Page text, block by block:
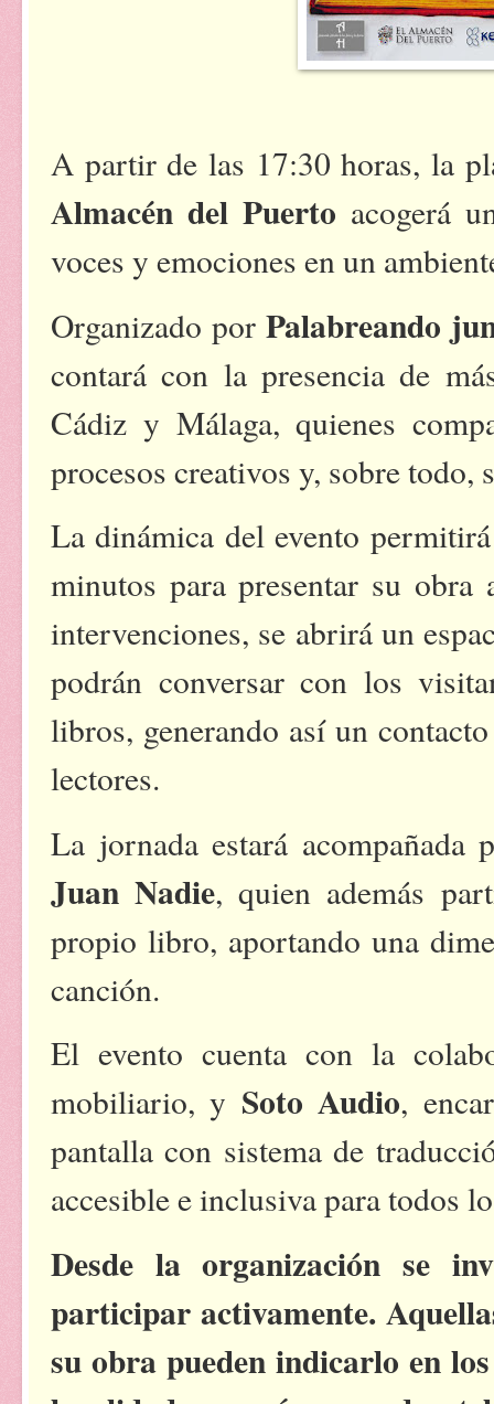
A partir de las 17:30 horas, la
Almacén del Puerto acogerá
voces y emociones en un
Organizado por Palabreando
contará con la presencia de
Cádiz y Málaga, quienes
procesos creativos y, sobre todo,
La dinámica del evento
minutos para presentar su obra
intervenciones, se abrirá un
podrán conversar con los
libros, generando así un
lectores.
La jornada estará
Juan Nadie, quien además
propio libro, aportando una
canción.
El evento cuenta con la
mobiliario, y Soto Audio,
pantalla con sistema de
accesible e inclusiva para todos
Desde la organización se
participar activamente.
su obra pueden indicarlo en